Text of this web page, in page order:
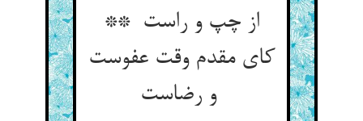
از چپ و راست **
کای مقدم وقت عفوست
و رضاست